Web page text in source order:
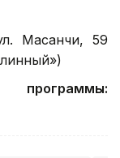
Масанчи, 59